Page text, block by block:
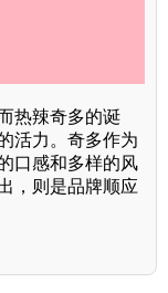
热辣奇多的诞
活力。奇多作为
口感和多样的风
，则是品牌顺应